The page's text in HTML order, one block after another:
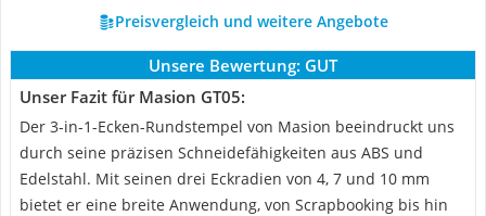
Preisvergleich und weitere Angebote
Unsere Bewertung: GUT
Unser Fazit für Masion GT05:
Der 3-in-1-Ecken-Rundstempel von Masion beeindruckt uns
durch seine präzisen Schneidefähigkeiten aus ABS und
Edelstahl. Mit seinen drei Eckradien von 4, 7 und 10 mm
bietet er eine breite Anwendung, von Scrapbooking bis hin